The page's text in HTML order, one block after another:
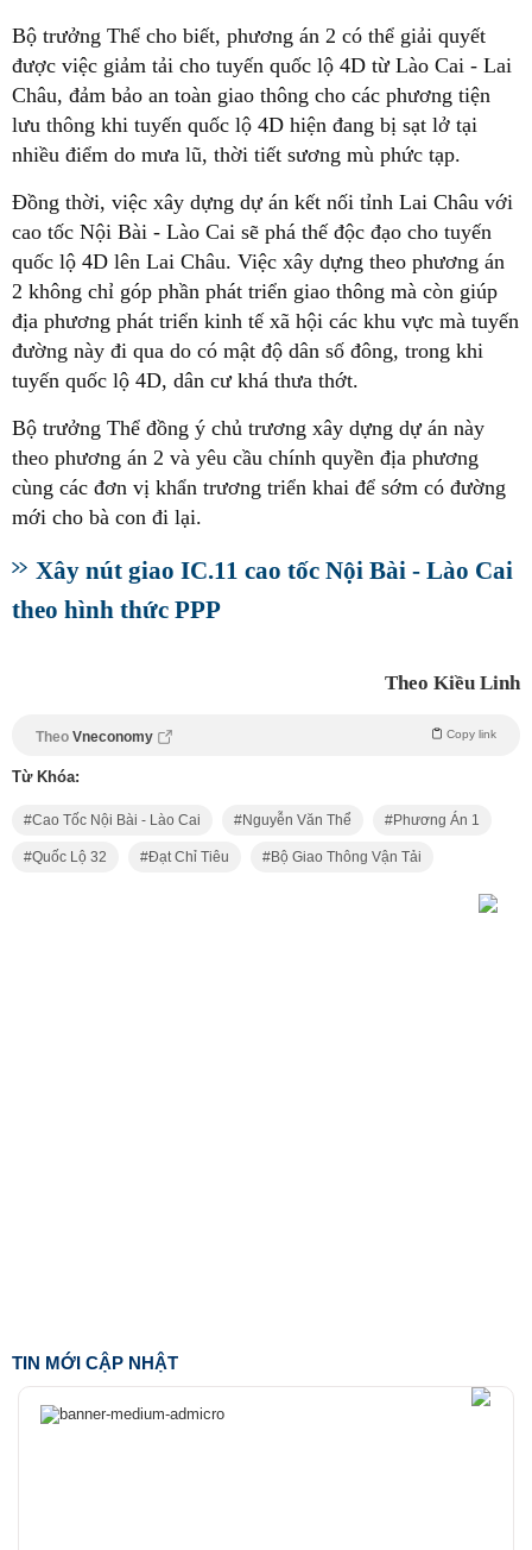
Bộ trưởng Thể cho biết, phương án 2 có thể giải quyết
được việc giảm tải cho tuyến quốc lộ 4D từ Lào Cai - Lai
Châu, đảm bảo an toàn giao thông cho các phương tiện
lưu thông khi tuyến quốc lộ 4D hiện đang bị sạt lở tại
nhiều điểm do mưa lũ, thời tiết sương mù phức tạp.
Đồng thời, việc xây dựng dự án kết nối tỉnh Lai Châu với
cao tốc Nội Bài - Lào Cai sẽ phá thế độc đạo cho tuyến
quốc lộ 4D lên Lai Châu. Việc xây dựng theo phương án
2 không chỉ góp phần phát triển giao thông mà còn giúp
địa phương phát triển kinh tế xã hội các khu vực mà tuyến
đường này đi qua do có mật độ dân số đông, trong khi
tuyến quốc lộ 4D, dân cư khá thưa thớt.
Bộ trưởng Thể đồng ý chủ trương xây dựng dự án này
theo phương án 2 và yêu cầu chính quyền địa phương
cùng các đơn vị khẩn trương triển khai để sớm có đường
mới cho bà con đi lại.
Xây nút giao IC.11 cao tốc Nội Bài - Lào Cai
theo hình thức PPP
Theo Kiều Linh
Theo Vneconomy Copy link
Từ Khóa:
Cao Tốc Nội Bài - Lào Cai Nguyễn Văn Thể Phương Án 1
Quốc Lộ 32 Đạt Chỉ Tiêu Bộ Giao Thông Vận Tải
TIN MỚI CẬP NHẬT